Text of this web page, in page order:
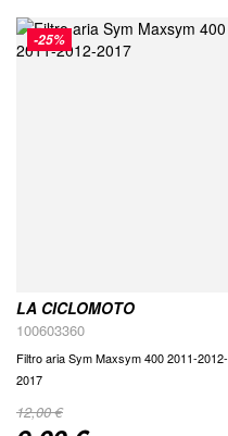
-25%
LA CICLOMOTO
100603360
Filtro aria Sym Maxsym 400 2011-2012-
2017
Special
12,00 €